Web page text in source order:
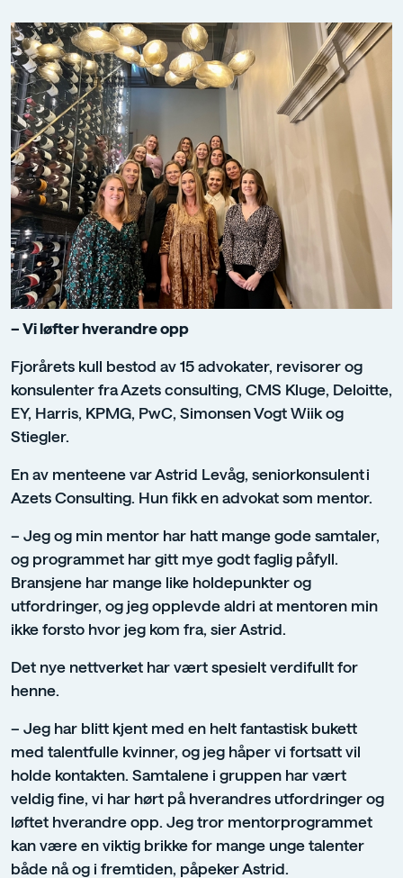
– Vi løfter hverandre opp
Fjorårets kull bestod av 15 advokater, revisorer og
konsulenter fra Azets consulting, CMS Kluge, Deloitte,
EY, Harris, KPMG, PwC, Simonsen Vogt Wiik og
Stiegler.
En av menteene var Astrid Levåg, seniorkonsulent i
Azets Consulting. Hun fikk en advokat som mentor.
– Jeg og min mentor har hatt mange gode samtaler,
og programmet har gitt mye godt faglig påfyll.
Bransjene har mange like holdepunkter og
utfordringer, og jeg opplevde aldri at mentoren min
ikke forsto hvor jeg kom fra, sier Astrid.
Det nye nettverket har vært spesielt verdifullt for
henne.
– Jeg har blitt kjent med en helt fantastisk bukett
med talentfulle kvinner, og jeg håper vi fortsatt vil
holde kontakten. Samtalene i gruppen har vært
veldig fine, vi har hørt på hverandres utfordringer og
løftet hverandre opp. Jeg tror mentorprogrammet
kan være en viktig brikke for mange unge talenter
både nå og i fremtiden, påpeker Astrid.